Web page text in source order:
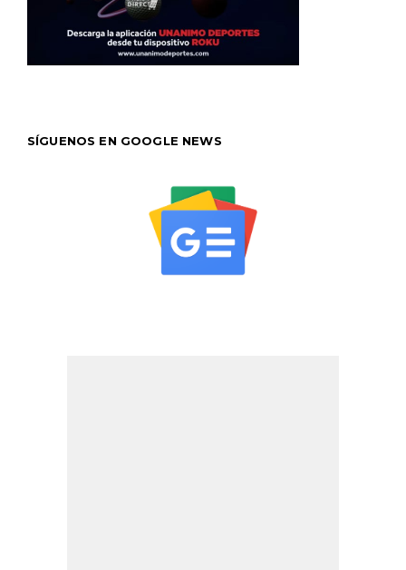
SÍGUENOS EN GOOGLE NEWS